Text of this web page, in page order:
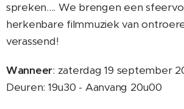
spreken.... We brengen een
herkenbare filmmuziek van
verassend!
Wanneer: zaterdag 19 september
Deuren: 19u30 - Aanvang 20u00